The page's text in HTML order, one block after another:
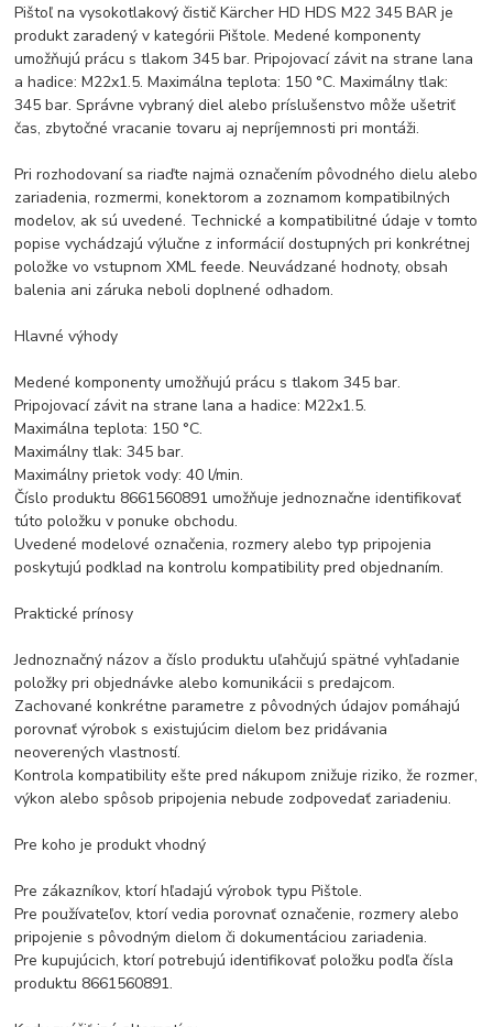
Pištoľ na vysokotlakový čistič Kärcher HD HDS M22 345 BAR je
produkt zaradený v kategórii Pištole. Medené komponenty
umožňujú prácu s tlakom 345 bar. Pripojovací závit na strane lana
a hadice: M22x1.5. Maximálna teplota: 150 °C. Maximálny tlak:
345 bar. Správne vybraný diel alebo príslušenstvo môže ušetriť
čas, zbytočné vracanie tovaru aj nepríjemnosti pri montáži.
Pri rozhodovaní sa riaďte najmä označením pôvodného dielu alebo
zariadenia, rozmermi, konektorom a zoznamom kompatibilných
modelov, ak sú uvedené. Technické a kompatibilitné údaje v tomto
popise vychádzajú výlučne z informácií dostupných pri konkrétnej
položke vo vstupnom XML feede. Neuvádzané hodnoty, obsah
balenia ani záruka neboli doplnené odhadom.
Hlavné výhody
Medené komponenty umožňujú prácu s tlakom 345 bar.
Pripojovací závit na strane lana a hadice: M22x1.5.
Maximálna teplota: 150 °C.
Maximálny tlak: 345 bar.
Maximálny prietok vody: 40 l/min.
Číslo produktu 8661560891 umožňuje jednoznačne identifikovať
túto položku v ponuke obchodu.
Uvedené modelové označenia, rozmery alebo typ pripojenia
poskytujú podklad na kontrolu kompatibility pred objednaním.
Praktické prínosy
Jednoznačný názov a číslo produktu uľahčujú spätné vyhľadanie
položky pri objednávke alebo komunikácii s predajcom.
Zachované konkrétne parametre z pôvodných údajov pomáhajú
porovnať výrobok s existujúcim dielom bez pridávania
neoverených vlastností.
Kontrola kompatibility ešte pred nákupom znižuje riziko, že rozmer,
výkon alebo spôsob pripojenia nebude zodpovedať zariadeniu.
Pre koho je produkt vhodný
Pre zákazníkov, ktorí hľadajú výrobok typu Pištole.
Pre používateľov, ktorí vedia porovnať označenie, rozmery alebo
pripojenie s pôvodným dielom či dokumentáciou zariadenia.
Pre kupujúcich, ktorí potrebujú identifikovať položku podľa čísla
produktu 8661560891.